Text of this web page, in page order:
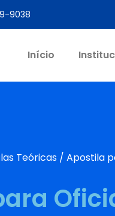
9038
Início
Teóricas / Apostila